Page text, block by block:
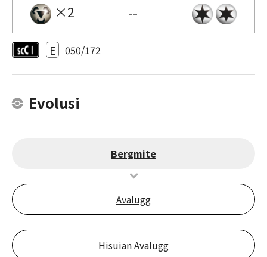
×2 --
E 050/172
Evolusi
Bergmite
Avalugg
Hisuian Avalugg